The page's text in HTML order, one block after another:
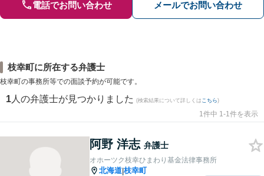
電話でお問い合わせ メールでお問い合わせ
枝幸町に所在する弁護士
枝幸町の事務所等での面談予約が可能です。
1 人の弁護士が見つかりました (検索結果について詳しくは こちら)
1件中 1-1件を表示
阿野 洋志 弁護士
オホーツク枝幸ひまわり基金法律事務所
北海道|枝幸町